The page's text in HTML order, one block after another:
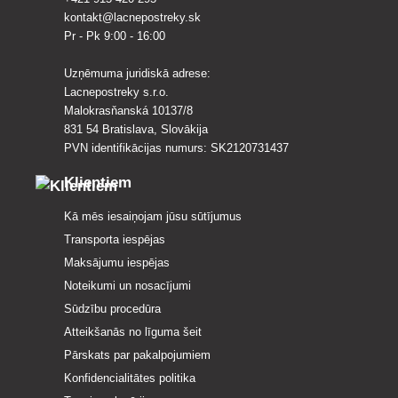
kontakt@lacnepostreky.sk
Pr - Pk 9:00 - 16:00
Uzņēmuma juridiskā adrese:
Lacnepostreky s.r.o.
Malokrasňanská 10137/8
831 54 Bratislava, Slovākija
PVN identifikācijas numurs: SK2120731437
Klientiem
Kā mēs iesaiņojam jūsu sūtījumus
Transporta iespējas
Maksājumu iespējas
Noteikumi un nosacījumi
Sūdzību procedūra
Atteikšanās no līguma šeit
Pārskats par pakalpojumiem
Konfidencialitātes politika